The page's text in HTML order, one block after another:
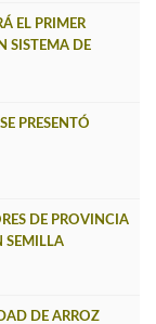
EL PRIMER
SISTEMA DE
PRESENTÓ
DE PROVINCIA
SEMILLA
DE ARROZ